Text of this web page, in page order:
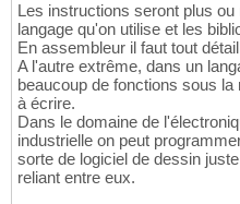
Les instructions seront plus
langage qu'on utilise et les
En assembleur il faut tout
A l'autre extrême, dans un
beaucoup de fonctions sous
à écrire.
Dans le domaine de
industrielle on peut
sorte de logiciel de dessin
reliant entre eux.